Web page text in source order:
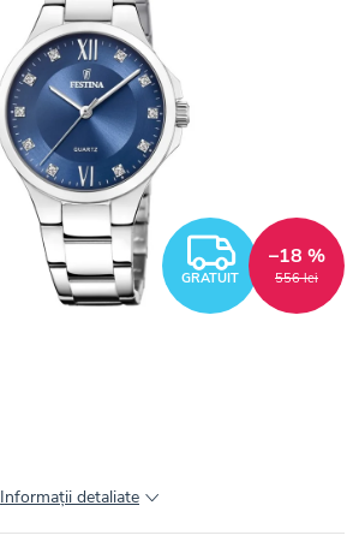
GRATUIT 556 lei
–18 %
Informaţii detaliate